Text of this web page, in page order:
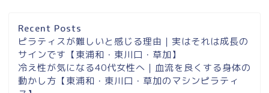
Recent Posts
ピラティスが難しいと感じる理由｜実はそれは成長の
サインです【東浦和・東川口・草加】
冷え性が気になる40代女性へ｜血流を良くする身体の
動かし方【東浦和・東川口・草加のマシンピラティ
内
東浦和スタジオ予約